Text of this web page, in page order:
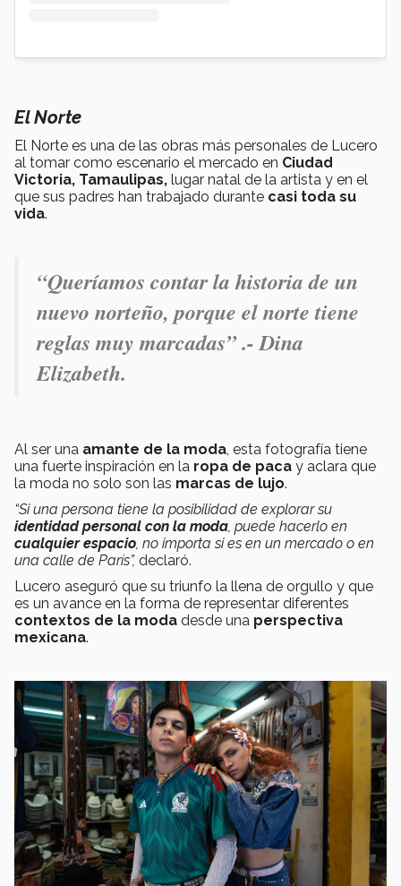
El Norte
El Norte es una de las obras más personales de Lucero
al tomar como escenario el mercado en Ciudad
Victoria, Tamaulipas, lugar natal de la artista y en el
que sus padres han trabajado durante casi toda su
vida.
“Queríamos contar la historia de un
nuevo norteño, porque el norte tiene
reglas muy marcadas” .- Dina
Elizabeth.
Al ser una amante de la moda, esta fotografía tiene
una fuerte inspiración en la ropa de paca y aclara que
la moda no solo son las marcas de lujo.
“Si una persona tiene la posibilidad de explorar su
identidad personal con la moda, puede hacerlo en
cualquier espacio, no importa si es en un mercado o en
una calle de París”, declaró.
Lucero aseguró que su triunfo la llena de orgullo y que
es un avance en la forma de representar diferentes
contextos de la moda desde una perspectiva
mexicana.